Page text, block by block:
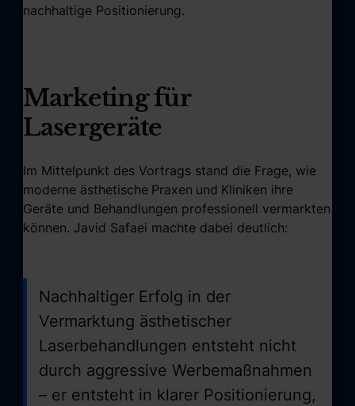
nachhaltige Positionierung.
Marketing für
Lasergeräte
Im Mittelpunkt des Vortrags stand die Frage, wie
moderne ästhetische Praxen und Kliniken ihre
Geräte und Behandlungen professionell vermarkten
können. Javid Safaei machte dabei deutlich:
Nachhaltiger Erfolg in der
Vermarktung ästhetischer
Laserbehandlungen entsteht nicht
durch aggressive Werbemaßnahmen
– er entsteht in klarer Positionierung,